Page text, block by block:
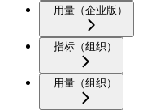
用量（企业版）
指标（组织）
用量（组织）